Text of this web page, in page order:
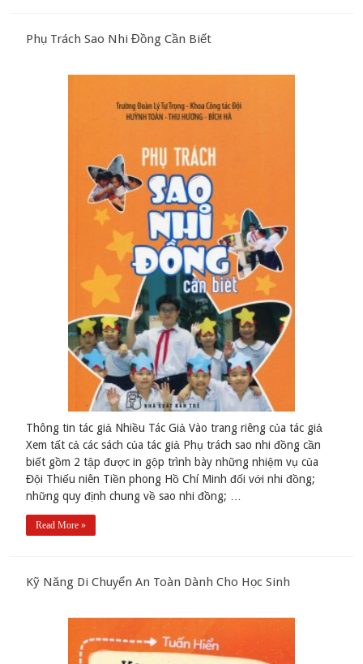
Phụ Trách Sao Nhi Đồng Cần Biết
Thông tin tác giả Nhiều Tác Giả Vào trang riêng của tác giả
Xem tất cả các sách của tác giả Phụ trách sao nhi đồng cần
biết gồm 2 tập được in gộp trình bày những nhiệm vụ của
Đội Thiếu niên Tiền phong Hồ Chí Minh đối với nhi đồng;
những quy định chung về sao nhi đồng; …
Read More »
Kỹ Năng Di Chuyển An Toàn Dành Cho Học Sinh